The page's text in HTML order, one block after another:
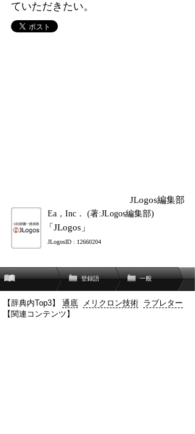
ていただきたい。
JLogos編集部
Ea，Inc． (著:JLogos編集部)
「JLogos」
JLogosID : 12660204
登録語 一般
【辞典内Top3】 通底 メリクロン技術 ラブレター
【関連コンテンツ】